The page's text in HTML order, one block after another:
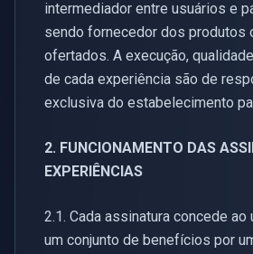
intermediador entre usuários e
sendo fornecedor dos produtos
ofertados. A execução,
de cada experiência são de
exclusiva do estabelecimento
2. FUNCIONAMENTO DAS
EXPERIÊNCIAS
2.1. Cada assinatura concede
um conjunto de benefícios por